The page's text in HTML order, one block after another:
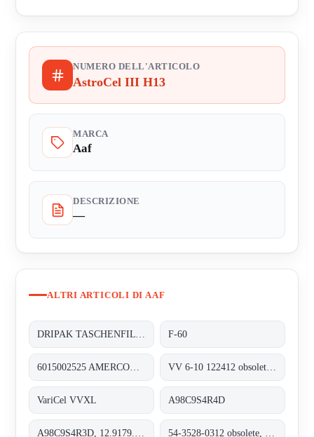
NUMERO DELL'ARTICOLO
AstroCel III H13
MARCA
Aaf
DESCRIZIONE
—
ALTRI ARTICOLI DI AAF
F-60
VariCel VVXL A98C9S4R4D